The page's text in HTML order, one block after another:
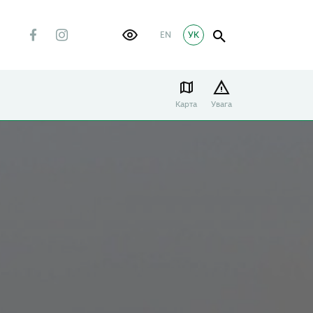
УК
EN
Карта Увага